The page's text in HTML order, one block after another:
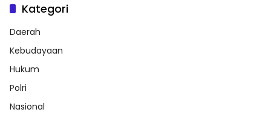
Kategori
Daerah
Kebudayaan
Hukum
Polri
Nasional